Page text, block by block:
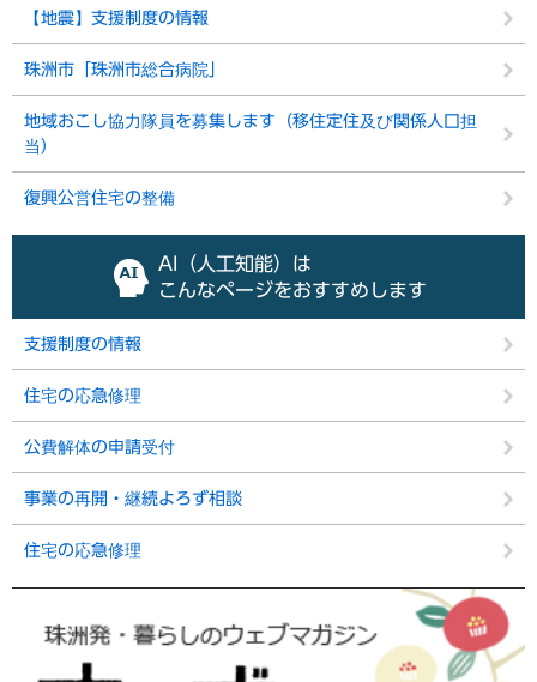
【地震】支援制度の情報
珠洲市「珠洲市総合病院」
地域おこし協力隊員を募集します（移住定住及び関係人口担
当）
復興公営住宅の整備
AI（人工知能）は
こんなページをおすすめします
支援制度の情報
住宅の応急修理
公費解体の申請受付
事業の再開・継続よろず相談
住宅の応急修理